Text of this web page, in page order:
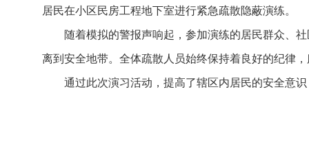
居民在小区民房工程地下室进行紧急疏散隐蔽演练。
随着模拟的警报声响起，参加演练的居民群众、社
离到安全地带。全体疏散人员始终保持着良好的纪律
通过此次演习活动，提高了辖区内居民的安全意识